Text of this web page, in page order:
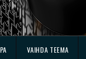
VAIHDA TEEMA